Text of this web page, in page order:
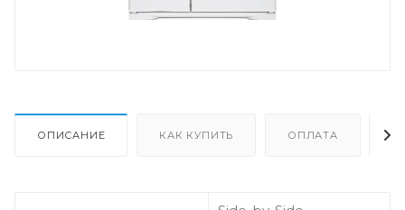
ОПИСАНИЕ КАК КУПИТЬ ОПЛАТА